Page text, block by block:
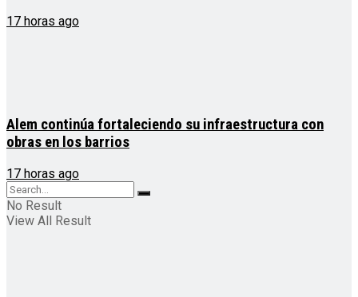
17 horas ago
Alem continúa fortaleciendo su infraestructura con
obras en los barrios
17 horas ago
No Result
View All Result